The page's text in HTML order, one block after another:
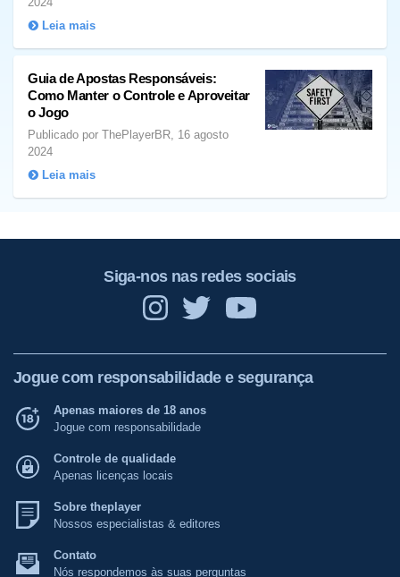
Leia mais
Guia de Apostas Responsáveis:
Como Manter o Controle e Aproveitar
o Jogo
Publicado por ThePlayerBR, 16 agosto
2024
Leia mais
Siga-nos nas redes sociais
Jogue com responsabilidade e segurança
Apenas maiores de 18 anos
Jogue com responsabilidade
Controle de qualidade
Apenas licenças locais
Sobre theplayer
Nossos especialistas & editores
Contato
Nós respondemos às suas perguntas